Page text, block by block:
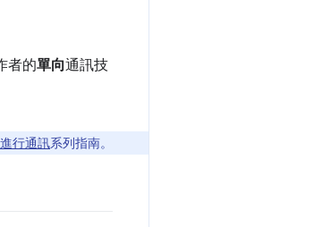
者的單向通訊技
行通訊系列指南。